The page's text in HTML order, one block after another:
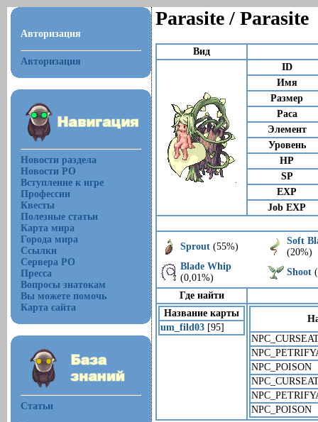
Авторизация
Авторизация
Новости раздела
Новости РО
Вступление к игре
Профессии
Квесты
Полезные статьи
Карта мира
Города мира
Ссылки
Сервера РО
Пресса
Вопросы знатокам
Вы можете помочь
Карта сайта
Статьи
Parasite / Parasite
Вид
ID
Имя
Размер
Раса
Элемент
Уровень
HP
SP
EXP
Job EXP
Sprout (55%)
Soft
(20%)
Blade Whip
(0,01%)
Shoot
Где найти
Название карты
um_fild03 [95]
NPC_POISON
NPC_POISON